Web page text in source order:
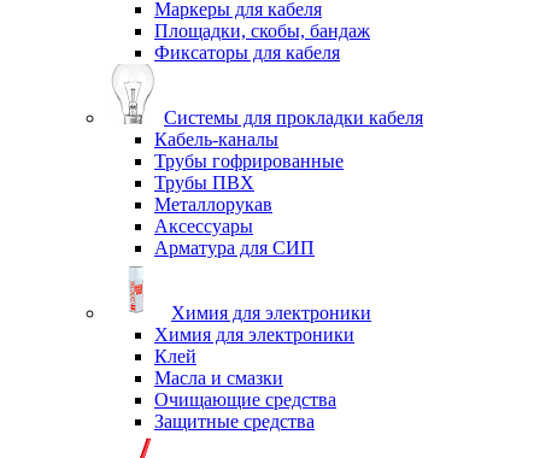
Маркеры для кабеля
Площадки, скобы, бандаж
Фиксаторы для кабеля
Системы для прокладки кабеля
Кабель-каналы
Трубы гофрированные
Трубы ПВХ
Металлорукав
Аксессуары
Арматура для СИП
Химия для электроники
Химия для электроники
Клей
Масла и смазки
Очищающие средства
Защитные средства